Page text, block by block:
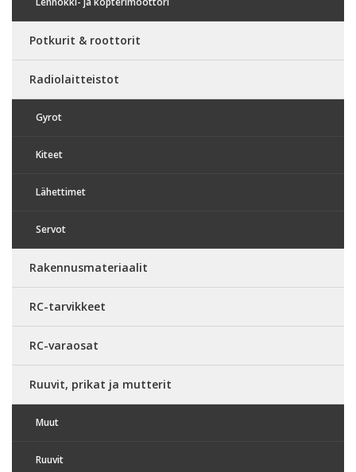
Potkurit & roottorit
Radiolaitteistot
Gyrot
Kiteet
Lähettimet
Servot
Rakennusmateriaalit
RC-tarvikkeet
RC-varaosat
Ruuvit, prikat ja mutterit
Muut
Ruuvit